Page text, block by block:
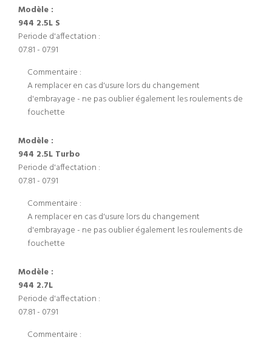
Modèle :
944 2.5L S
Periode d'affectation :
07.81 - 07.91
Commentaire :
A remplacer en cas d'usure lors du changement
d'embrayage - ne pas oublier également les roulements de
fouchette
Modèle :
944 2.5L Turbo
Periode d'affectation :
07.81 - 07.91
Commentaire :
A remplacer en cas d'usure lors du changement
d'embrayage - ne pas oublier également les roulements de
fouchette
Modèle :
944 2.7L
Periode d'affectation :
07.81 - 07.91
Commentaire :